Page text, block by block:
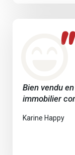
Bien vendu
immobilier
Karine Happy